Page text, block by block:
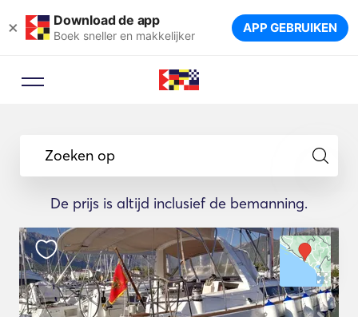
× Download de app
Boek sneller en makkelijker APP GEBRUIKEN
Zoeken op
De prijs is altijd inclusief de bemanning.